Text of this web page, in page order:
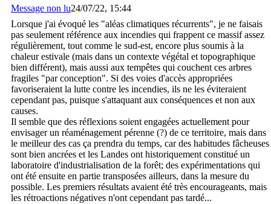
Message non lu24/07/22, 15:44
Lorsque j'ai évoqué les "aléas climatiques récurrents", je ne faisais
pas seulement référence aux incendies qui frappent ce massif assez
régulièrement, tout comme le sud-est, encore plus soumis à la
chaleur estivale (mais dans un contexte végétal et topographique
bien différent), mais aussi aux tempêtes qui couchent ces arbres
fragiles "par conception". Si des voies d'accès appropriées
favoriseraient la lutte contre les incendies, ils ne les éviteraient
cependant pas, puisque s'attaquant aux conséquences et non aux
causes.
Il semble que des réflexions soient engagées actuellement pour
envisager un réaménagement pérenne (?) de ce territoire, mais dans
le meilleur des cas ça prendra du temps, car des habitudes fâcheuses
sont bien ancrées et les Landes ont historiquement constitué un
laboratoire d'industrialisation de la forêt; des expérimentations qui
ont été ensuite en partie transposées ailleurs, dans la mesure du
possible. Les premiers résultats avaient été très encourageants, mais
les rétroactions négatives n'ont cependant pas tardé...